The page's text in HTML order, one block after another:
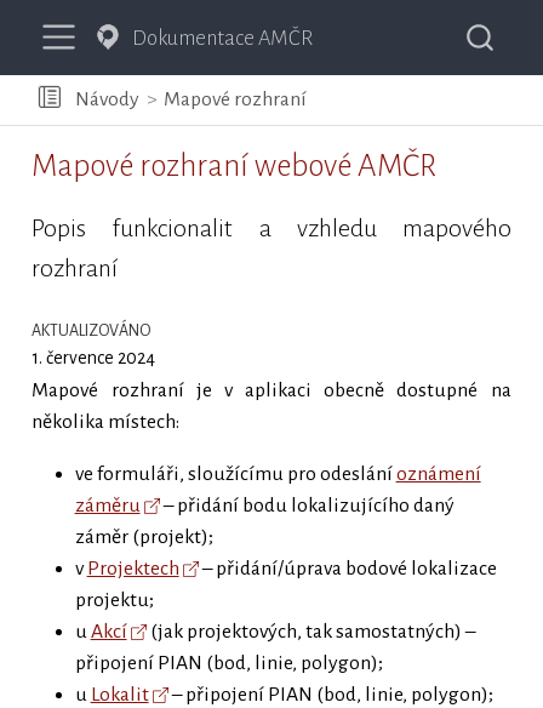
Dokumentace AMČR
Návody Mapové rozhraní
Mapové rozhraní webové AMČR
Popis funkcionalit a vzhledu mapového
rozhraní
AKTUALIZOVÁNO
1. července 2024
Mapové rozhraní je v aplikaci obecně dostupné na
několika místech:
ve formuláři, sloužícímu pro odesláníoznámení
záměru
– přidání bodu lokalizujícího daný
záměr (projekt);
v Projektech
– přidání/úprava bodové lokalizace
projektu;
uAkcí
(jak projektových, tak samostatných) –
připojení PIAN (bod, linie, polygon);
u Lokalit
– připojení PIAN (bod, linie, polygon);